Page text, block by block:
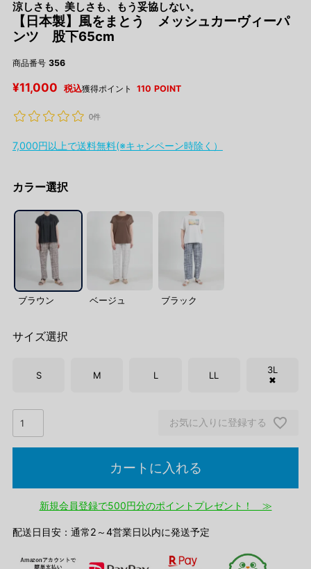
涼しさも、美しさも、もう妥協しない。
【日本製】風をまとう メッシュカーヴィーパ
ンツ 股下65cm
商品番号 356
¥11,000 税込獲得ポイント 110 POINT
0件
7,000円以上で送料無料(※キャンペーン時除く）
カラー選択
ブラウン ベージュ ブラック
サイズ選択
S M L LL
3L
✖
お気に入りに登録する
カートに入れる
新規会員登録で500円分のポイントプレゼント！ ≫
配送日目安：通常2～4営業日以内に発送予定